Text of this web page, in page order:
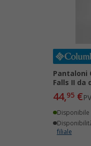
Pantaloni
Falls II da
44,95 €
Disponibile
filiale